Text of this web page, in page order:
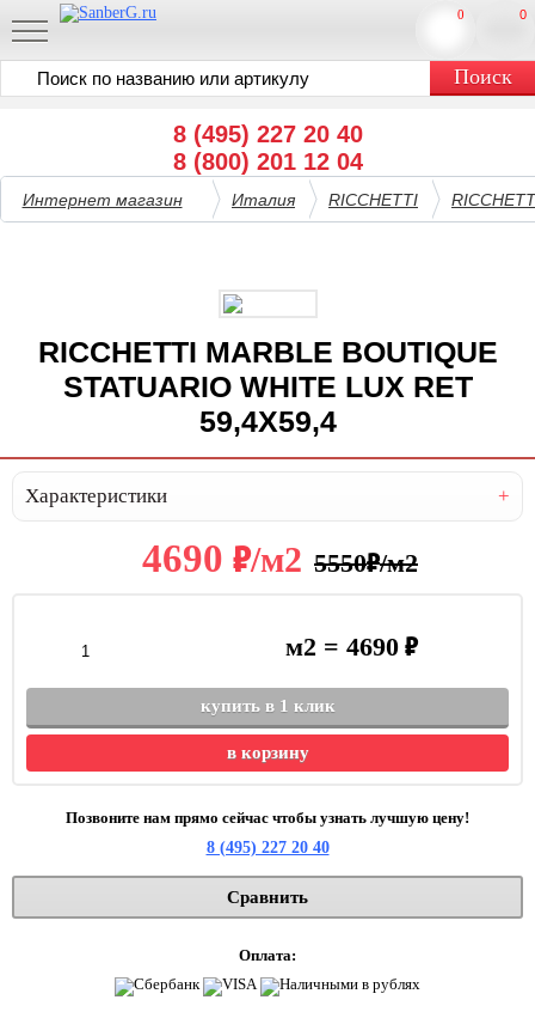
8 (495) 227 20 40
8 (800) 201 12 04
0
0
Интернет магазин Италия RICCHETTI
RICCHETTI MARBLE BOUTIQUE
STATUARIO WHITE LUX RET
59,4X59,4
Характеристики
4690 в/м2 5550в/м2
м2 =4690 в
купить в 1 клик
в корзину
Позвоните нам прямо сейчас чтобы узнать лучшую цену!
8 (495) 227 20 40
Сравнить
Оплата: